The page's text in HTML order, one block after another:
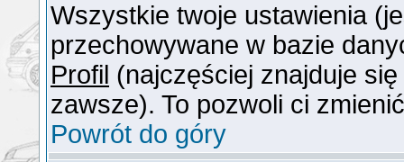
Wszystkie twoje ustawienia
przechowywane w bazie
Profil (najczęściej znajduje
zawsze). To pozwoli ci
Powrót do góry